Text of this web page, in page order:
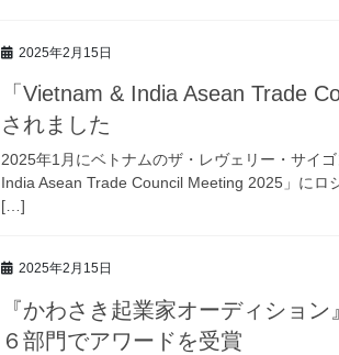
2025年2月15日
「Vietnam & India Asean Trade
されました
2025年1月にベトナムのザ・レヴェリー・サイ
India Asean Trade Council Meeting 2025」にロ
[…]
2025年2月15日
『かわさき起業家オーディショ
６部門でアワードを受賞